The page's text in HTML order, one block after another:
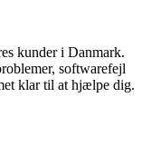
kunder i Danmark.
softwarefejl
klar til at hjælpe dig.